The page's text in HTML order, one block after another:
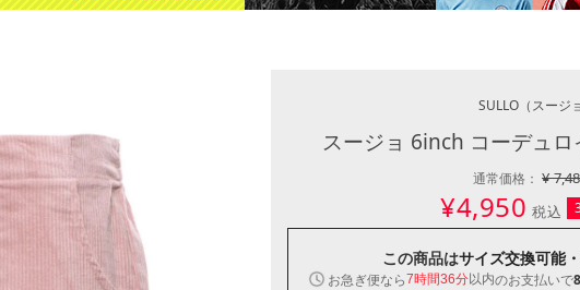
SULLO（スージ
スージョ 6inch コーデュ
通常価格：¥
¥4,950 税込
この商品はサイズ交換可能
お急ぎ便なら7時間36分以内のお支払いで